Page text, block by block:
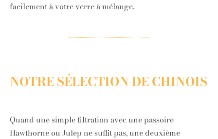
facilement à votre verre à mélange.
NOTRE SÉLECTION DE CHINOIS
Quand une simple filtration avec une passoire
Hawthorne ou Julep ne suffit pas, une deuxième